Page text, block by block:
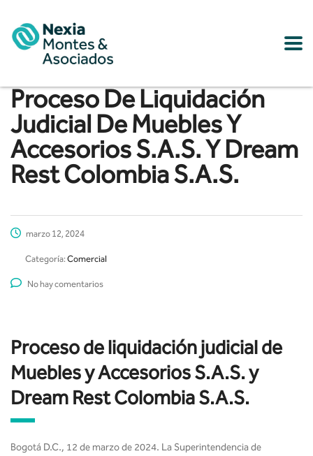
Proceso De Liquidación
Judicial De Muebles Y
Accesorios S.A.S. Y Dream
Rest Colombia S.A.S.
marzo 12, 2024
Categoría: Comercial
No hay comentarios
Proceso de liquidación judicial de
Muebles y Accesorios S.A.S. y
Dream Rest Colombia S.A.S.
Bogotá D.C., 12 de marzo de 2024. La Superintendencia de